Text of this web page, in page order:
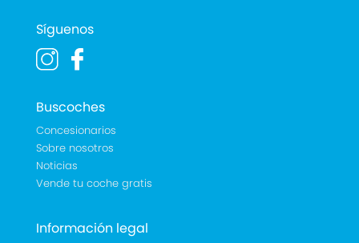
Síguenos
Buscoches
Concesionarios
Sobre nosotros
Noticias
Vende tu coche gratis
Información legal